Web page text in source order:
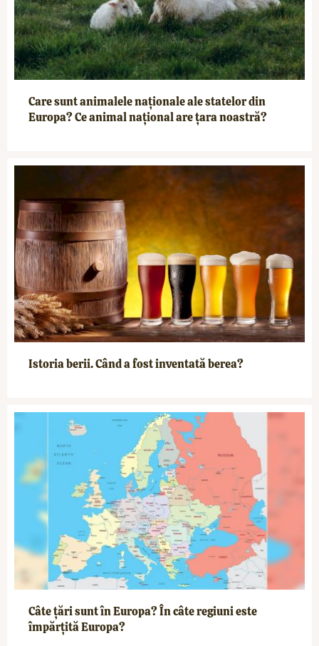
Care sunt animalele naționale ale statelor din
Europa? Ce animal național are țara noastră?
Istoria berii. Când a fost inventată berea?
Câte țări sunt în Europa? În câte regiuni este
împărțită Europa?